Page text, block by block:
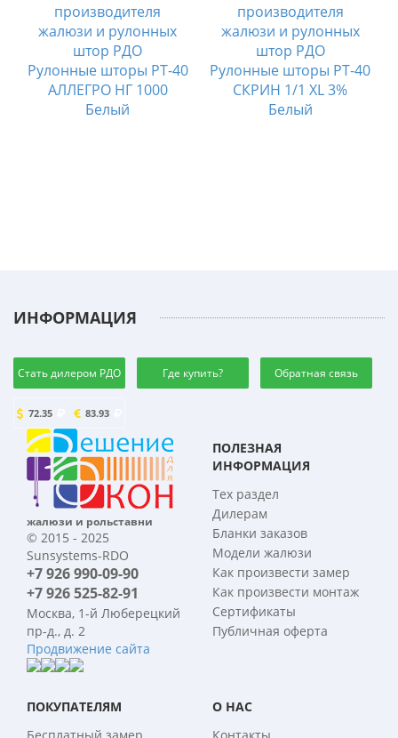
Рулонные шторы РТ-40
АЛЛЕГРО НГ 1000
Белый
Рулонные шторы РТ-40
СКРИН 1/1 XL 3%
Белый
ИНФОРМАЦИЯ
Стать дилером РДО Где купить? Обратная связь
72.35 83.93
жалюзи и рольставни
© 2015 - 2025
Sunsystems-RDO
+7 926 990-09-90
+7 926 525-82-91
Москва, 1-й Люберецкий
пр-д., д. 2
Продвижение сайта
ПОЛЕЗНАЯ
ИНФОРМАЦИЯ
Тех раздел
Дилерам
Бланки заказов
Модели жалюзи
Как произвести замер
Как произвести монтаж
Сертификаты
Публичная оферта
ПОКУПАТЕЛЯМ
Бесплатный замер
О НАС
Контакты